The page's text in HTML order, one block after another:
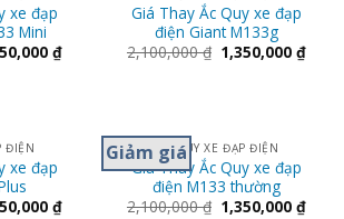
xe đạp
Mini
₫
Giá Thay Ắc Quy xe đạp
điện Giant M133g
2,100,000₫ 1,350,000₫
ĐIỆN
xe đạp
₫
Giảm giáẮC QUY XE ĐẠP ĐIỆN
Giá Thay Ắc Quy xe đạp
điện M133 thường
2,100,000₫ 1,350,000₫